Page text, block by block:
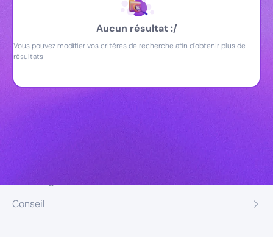
Aucun résultat :/
Vous pouvez modifier vos critères de recherche afin d'obtenir plus de
résultats
Conseil